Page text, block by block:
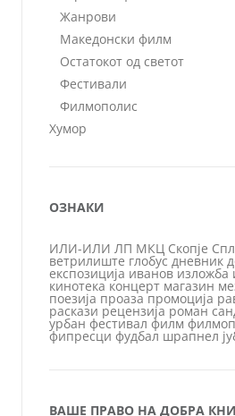
Жанрови
Македонски филм
Остатокот од светот
Фестивали
Филмополис
Хумор
ОЗНАКИ
ИЛИ-ИЛИ ЛП МКЦ Скопје
ветрилиште глобус дневник
експозиција иванов изложба
кинотека концерт магазин
поезија проаза промоција
раскази рецензија роман
урбан фестивал филм
фипресци фудбал шрапнел
ВАШЕ ПРАВО НА ДОБРА